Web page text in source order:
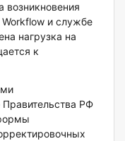
возникновения
и службе
нагрузка на
к
Правительства РФ